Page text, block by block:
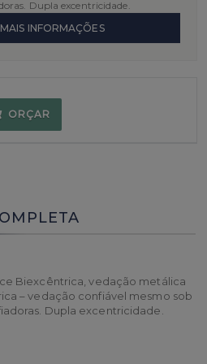
Dupla excentricidade.
INFORMAÇÕES
ORÇAR
Biexcêntrica, vedação metálica
– vedação confiável mesmo sob
Dupla excentricidade.